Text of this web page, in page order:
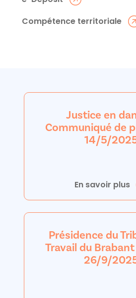
Compétence territoriale
Justice en
Communiqué de
14/5/
En savoir plus
Présidence du
Travail du
26/9/